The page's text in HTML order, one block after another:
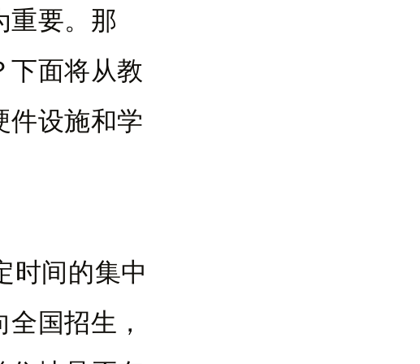
重要。那
下面将从教
件设施和学
时间的集中
国招生，